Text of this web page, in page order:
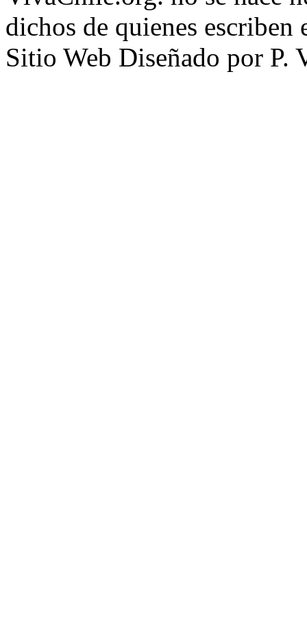
dichos de quienes escriben
Sitio Web Diseñado por